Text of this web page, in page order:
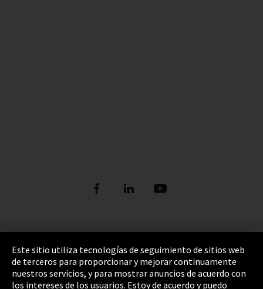
Pie de imprenta
Política de privacidad
Cookie Settings
Este sitio utiliza tecnologías de seguimiento de sitios web
de terceros para proporcionar y mejorar continuamente
nuestros servicios, y para mostrar anuncios de acuerdo con
los intereses de los usuarios. Estoy de acuerdo y puedo